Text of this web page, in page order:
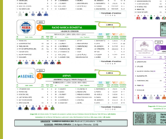
25/07 11:30
02/08 17:30
09/08 17:30
12/08 12:24
15/08 17:05